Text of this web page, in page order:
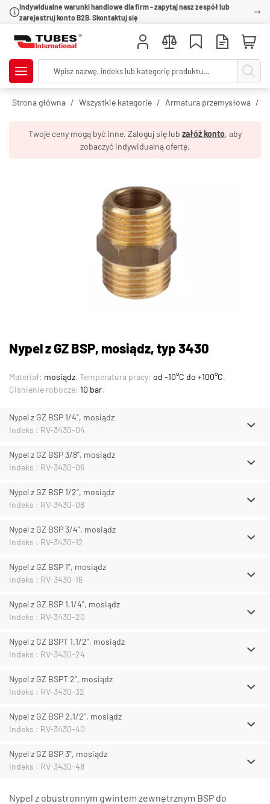
Indywidualne warunki handlowe dla firm - zapytaj nasz zespół lub
zarejestruj konto B2B. Skontaktuj się
Strona główna Wszystkie kategorie Armatura przemysłowa
Twoje ceny mogą być inne. Zaloguj się lub załóż konto, aby
zobaczyć indywidualną ofertę.
Nypel z GZ BSP, mosiądz, typ 3430
Materiał: mosiądz. Temperatura pracy: od -10°C do +100°C.
Ciśnienie robocze: 10 bar.
Nypel z GZ BSP 1/4", mosiądz
Indeks : RV-3430-04
Nypel z GZ BSP 3/8", mosiądz
Indeks : RV-3430-06
Nypel z GZ BSP 1/2", mosiądz
Indeks : RV-3430-08
Nypel z GZ BSP 3/4", mosiądz
Indeks : RV-3430-12
Nypel z GZ BSP 1", mosiądz
Indeks : RV-3430-16
Nypel z GZ BSP 1.1/4", mosiądz
Indeks : RV-3430-20
Nypel z GZ BSPT 1.1/2", mosiądz
Indeks : RV-3430-24
Nypel z GZ BSPT 2", mosiądz
Indeks : RV-3430-32
Nypel z GZ BSP 2.1/2", mosiądz
Indeks : RV-3430-40
Nypel z GZ BSP 3", mosiądz
Indeks : RV-3430-48
Nypel z obustronnym gwintem zewnętrznym BSP do